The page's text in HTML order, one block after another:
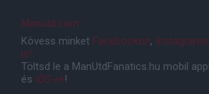
Manutd.com
Kövess minket Facebookon,
is!
Töltsd le a ManUtdFanatics.hu mobil
és iOS-re!